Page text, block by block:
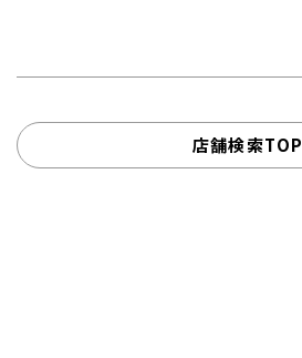
店舗検索TOP